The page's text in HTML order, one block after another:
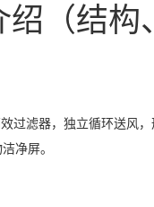
（结
过滤器，独立循环送风
净屏。